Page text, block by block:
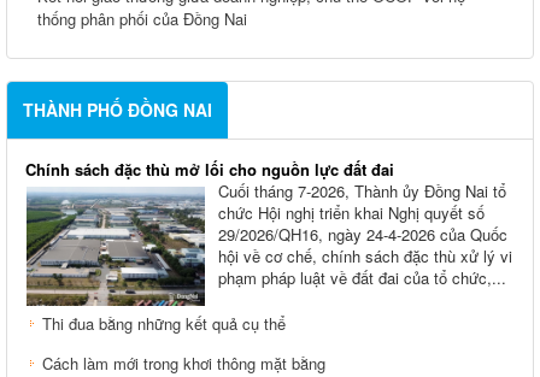
thống phân phối của Đồng Nai
THÀNH PHỐ ĐỒNG NAI
Chính sách đặc thù mở lối cho nguồn lực đất đai
Cuối tháng 7-2026, Thành ủy Ðồng Nai tổ
chức Hội nghị triển khai Nghị quyết số
29/2026/QH16, ngày 24-4-2026 của Quốc
hội về cơ chế, chính sách đặc thù xử lý vi
phạm pháp luật về đất đai của tổ chức,...
Thi đua bằng những kết quả cụ thể
Cách làm mới trong khơi thông mặt bằng